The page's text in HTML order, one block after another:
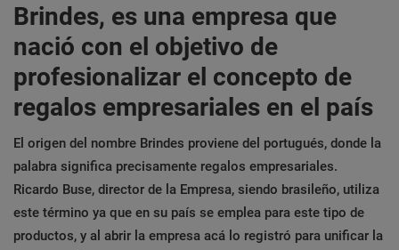
Inicio
Economía
Negocios
Tecnología
Marketing
Eventos
Brindes, es una empresa que
nació con el objetivo de
profesionalizar el concepto de
regalos empresariales en el país
El origen del nombre Brindes proviene del portugués, donde la
palabra significa precisamente regalos empresariales.
Ricardo Buse, director de la Empresa, siendo brasileño, utiliza
este término ya que en su país se emplea para este tipo de
productos, y al abrir la empresa acá lo registró para unificar la